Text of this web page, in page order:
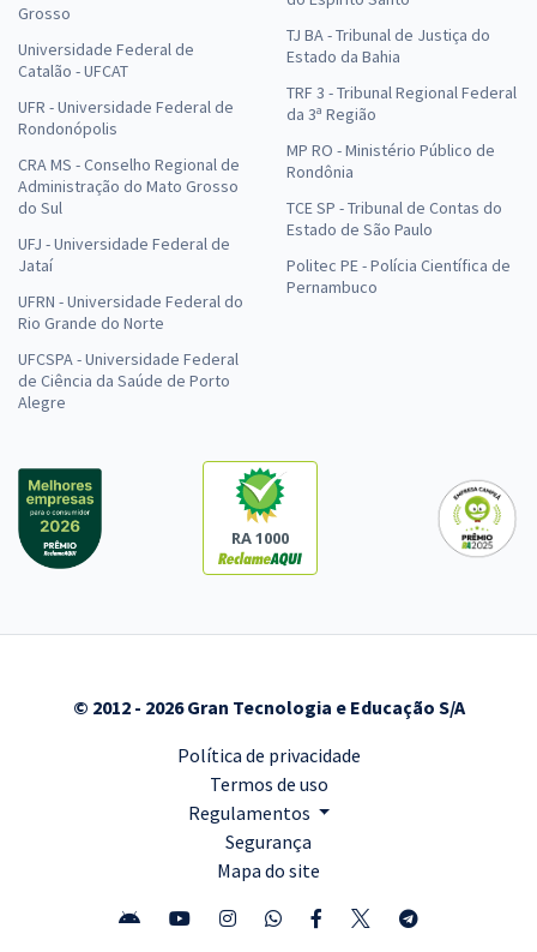
Grosso
Universidade Federal de
Catalão - UFCAT
UFR - Universidade Federal de
Rondonópolis
CRA MS - Conselho Regional de
Administração do Mato Grosso
do Sul
UFJ - Universidade Federal de
Jataí
UFRN - Universidade Federal do
Rio Grande do Norte
UFCSPA - Universidade Federal
de Ciência da Saúde de Porto
Alegre
TJ BA - Tribunal de Justiça do
Estado da Bahia
TRF 3 - Tribunal Regional Federal
da 3ª Região
MP RO - Ministério Público de
Rondônia
TCE SP - Tribunal de Contas do
Estado de São Paulo
Politec PE - Polícia Científica de
Pernambuco
RA 1000
© 2012 - 2026 Gran Tecnologia e Educação S/A
Política de privacidade
Termos de uso
Regulamentos
Segurança
Mapa do site